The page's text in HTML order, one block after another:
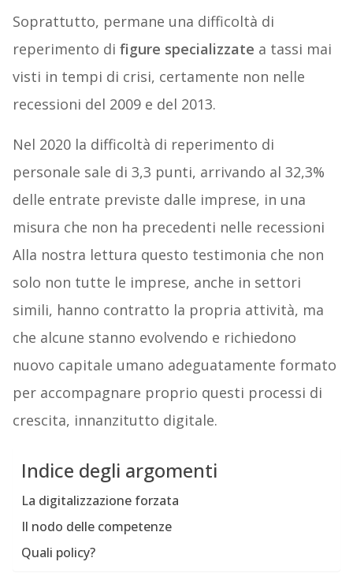
Soprattutto, permane una difficoltà di
reperimento di figure specializzate a tassi mai
visti in tempi di crisi, certamente non nelle
recessioni del 2009 e del 2013.
Nel 2020 la difficoltà di reperimento di
personale sale di 3,3 punti, arrivando al 32,3%
delle entrate previste dalle imprese, in una
misura che non ha precedenti nelle recessioni
Alla nostra lettura questo testimonia che non
solo non tutte le imprese, anche in settori
simili, hanno contratto la propria attività, ma
che alcune stanno evolvendo e richiedono
nuovo capitale umano adeguatamente formato
per accompagnare proprio questi processi di
crescita, innanzitutto digitale.
Indice degli argomenti
La digitalizzazione forzata
Il nodo delle competenze
Quali policy?